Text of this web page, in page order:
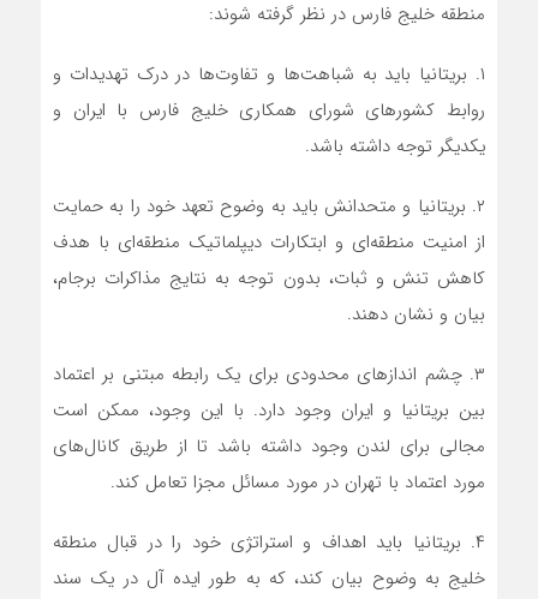
منطقه خلیج فارس در نظر گرفته شوند:
۱. بریتانیا باید به شباهت‌ها و تفاوت‌ها در درک تهدیدات و
روابط کشور‌های شورای همکاری خلیج فارس با ایران و
یکدیگر توجه داشته باشد.
۲. بریتانیا و متحدانش باید به وضوح تعهد خود را به حمایت
از امنیت منطقه‌ای و ابتکارات دیپلماتیک منطقه‌ای با هدف
کاهش تنش و ثبات، بدون توجه به نتایج مذاکرات برجام،
بیان و نشان دهند.
۳. چشم انداز‌های محدودی برای یک رابطه مبتنی بر اعتماد
بین بریتانیا و ایران وجود دارد. با این وجود، ممکن است
مجالی برای لندن وجود داشته باشد تا از طریق کانال‌های
مورد اعتماد با تهران در مورد مسائل مجزا تعامل کند.
۴. بریتانیا باید اهداف و استراتژی خود را در قبال منطقه
خلیج به وضوح بیان کند، که به طور ایده آل در یک سند